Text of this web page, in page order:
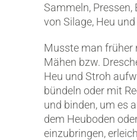
Sammeln, Pressen,
von Silage, Heu
Musste man früher
Mähen bzw.
Heu und Stroh
bündeln oder mit
und binden, um es
dem Heuboden
einzubringen,